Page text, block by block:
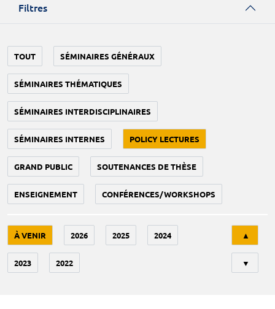
Filtres
TOUT SÉMINAIRES GÉNÉRAUX
SÉMINAIRES THÉMATIQUES
SÉMINAIRES INTERDISCIPLINAIRES
SÉMINAIRES INTERNES POLICY LECTURES
GRAND PUBLIC SOUTENANCES DE THÈSE
ENSEIGNEMENT CONFÉRENCES/WORKSHOPS
À VENIR 2026 2025 2024
2023 2022
▲
▼